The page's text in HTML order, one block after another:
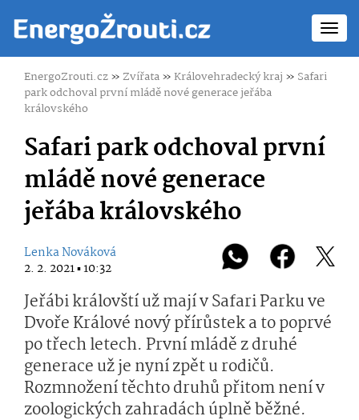
EnergoZrouti.cz»Zvířata»Královehradecký kraj » Safari
park odchoval první mládě nové generace jeřába
královského
Safari park odchoval první
mládě nové generace
jeřába královského
Lenka Nováková
2. 2. 2021 ▪ 10:32
Jeřábi královští už mají v Safari Parku ve
Dvoře Králové nový přírůstek a to poprvé
po třech letech. První mládě z druhé
generace už je nyní zpět u rodičů.
Rozmnožení těchto druhů přitom není v
zoologických zahradách úplně běžné.